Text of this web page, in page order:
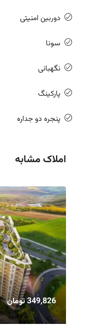
دوربین امنیتی
سونا
نگهبانی
پارکینگ
پنجره دو جداره
املاک مشابه
349,826 تومان